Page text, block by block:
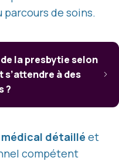
de soins.
la presbytie selon
s’attendre à des
?
détaillé et
compétent